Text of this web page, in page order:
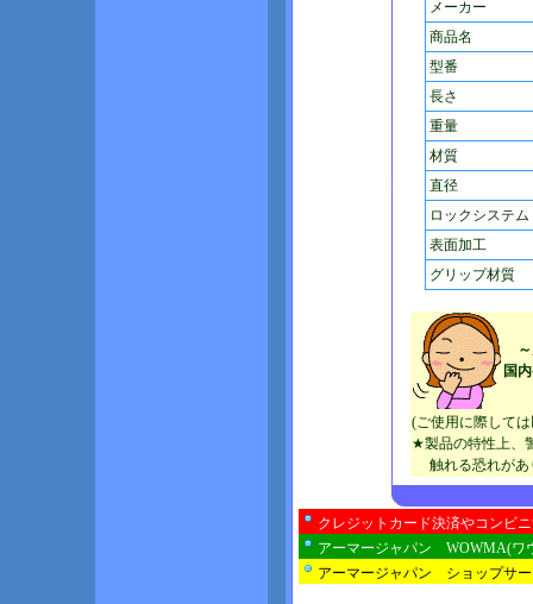
メーカー
商品名
型番
長さ
重量
材質
直径
ロックシステム
表面加工
グリップ材質
～
国
(ご使用に際して
★製品の特性上、
触れる恐れがあ
クレジットカード決済やコンビ
アーマージャパン WOWMA(ワ
アーマージャパン ショップサ